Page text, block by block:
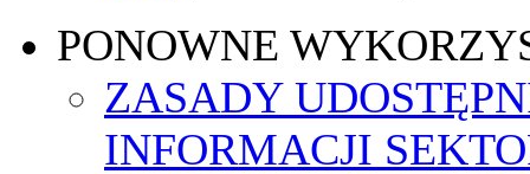
PONOWNE
ZASADY
INFORMACJI